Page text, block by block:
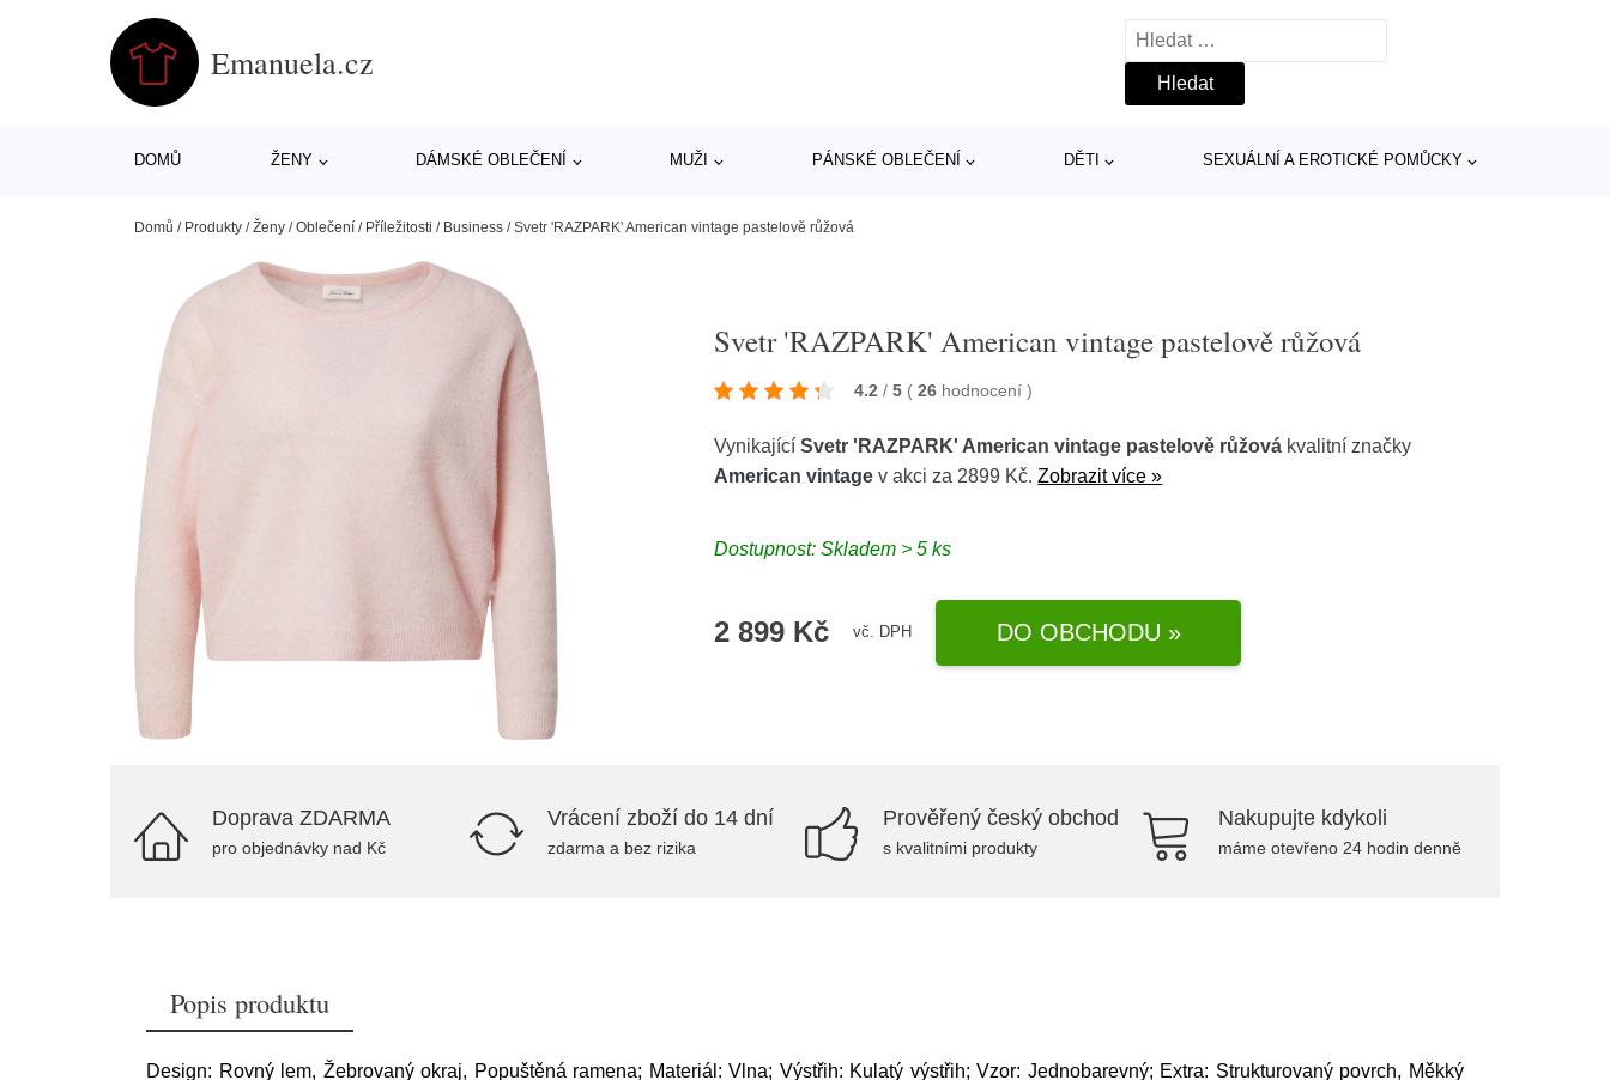
Emanuela.cz
Vyhledávání
DOMŮ ŽENY DÁMSKÉ OBLEČENÍ MUŽI PÁNSKÉ OBLEČENÍ DĚTI SEXUÁLNÍ A EROTICKÉ POMŮCKY
Domů / Produkty /Ženy /Oblečení / Příležitosti / Business /Svetr 'RAZPARK' American vintage pastelově růžová
Svetr 'RAZPARK' American vintage pastelově růžová
4.2 / 5 ( 26 hodnocení)
VynikajícíSvetr 'RAZPARK' American vintage pastelově růžová kvalitní značky
American vintage v akci za 2899 Kč.Zobrazit více »
Dostupnost: Skladem > 5 ks
2 899 Kč vč. DPH DO OBCHODU »
Doprava ZDARMA
pro objednávky nad Kč
Vrácení zboží do 14 dní
zdarma a bez rizika
Prověřený český obchod
s kvalitními produkty
Nakupujte kdykoli
máme otevřeno 24 hodin denně
Popis produktu
Design: Rovný lem, Žebrovaný okraj, Popuštěná ramena; Materiál: Vlna; Výstřih: Kulatý výstřih; Vzor: Jednobarevný; Extra: Strukturovaný povrch, Měkký